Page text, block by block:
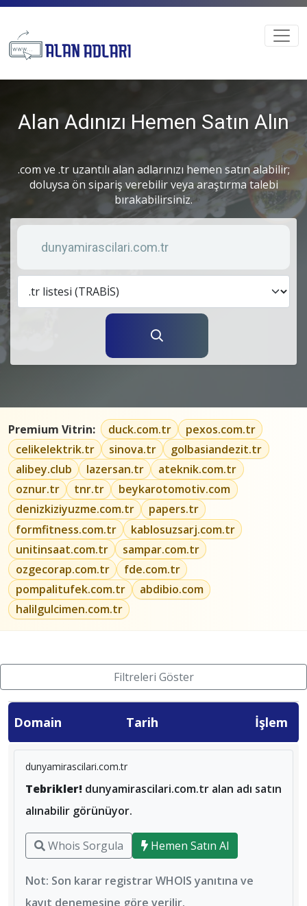
Alan Adınızı Hemen Satın Alın
.com ve .tr uzantılı alan adlarınızı hemen satın alabilir;
doluysa ön sipariş verebilir veya araştırma talebi
bırakabilirsiniz.
Anahtar kelime
Premium Vitrin: duck.com.tr
pexos.com.tr
celikelektrik.tr
sinova.tr
golbasiandezit.tr
alibey.club
lazersan.tr
ateknik.com.tr
oznur.tr
tnr.tr
beykarotomotiv.com
denizkiziyuzme.com.tr
papers.tr
formfitness.com.tr
kablosuzsarj.com.tr
unitinsaat.com.tr
sampar.com.tr
ozgecorap.com.tr
fde.com.tr
pompalitufek.com.tr
abdibio.com
halilgulcimen.com.tr
Filtreleri Göster
Domain Tarih İşlem
dunyamirascilari.com.tr
Tebrikler! dunyamirascilari.com.tr alan adı satın
alınabilir görünüyor.
Whois Sorgula Hemen Satın Al
Not: Son karar registrar WHOIS yanıtına ve
kayıt denemesine göre verilir.